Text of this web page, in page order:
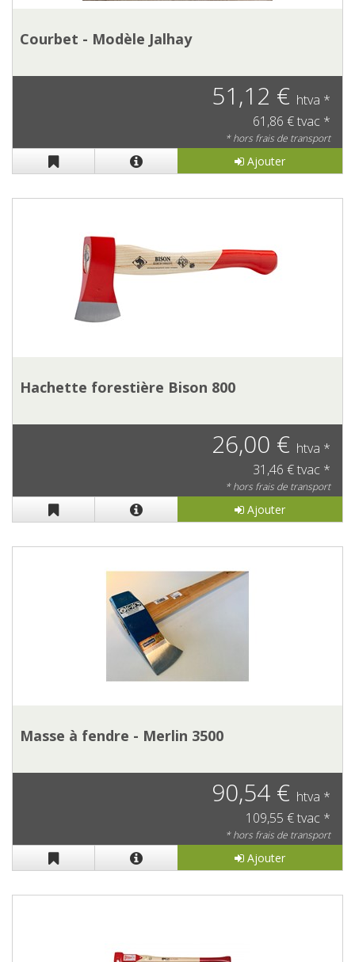
Courbet - Modèle Jalhay
51,12 € htva *
61,86 € tvac *
* hors frais de transport
Ajouter
Hachette forestière Bison 800
26,00 € htva *
31,46 € tvac *
* hors frais de transport
Ajouter
Masse à fendre - Merlin 3500
90,54 € htva *
109,55 € tvac *
* hors frais de transport
Ajouter